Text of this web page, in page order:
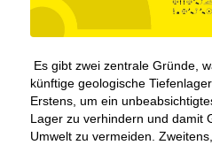
Es gibt zwei zentrale Gründe,
künftige geologische
Erstens, um ein
Lager zu verhindern und damit
Umwelt zu vermeiden.